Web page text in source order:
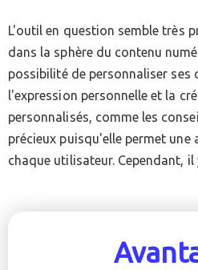
L'outil en question semble très
dans la sphère du contenu
possibilité de personnaliser
l'expression personnelle et la
personnalisés, comme les
précieux puisqu'elle permet
chaque utilisateur. Cependant, il y a une certaine inquiétude concernant le
potentiel effet restreignant sur
modèles et suggestions
la pensée originale. Il est crucial de
de ces outils et
pour que chaque création